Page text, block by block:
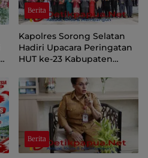
Berita
Kapolres Sorong Selatan
Hadiri Upacara Peringatan
HUT ke-23 Kabupaten
Berita